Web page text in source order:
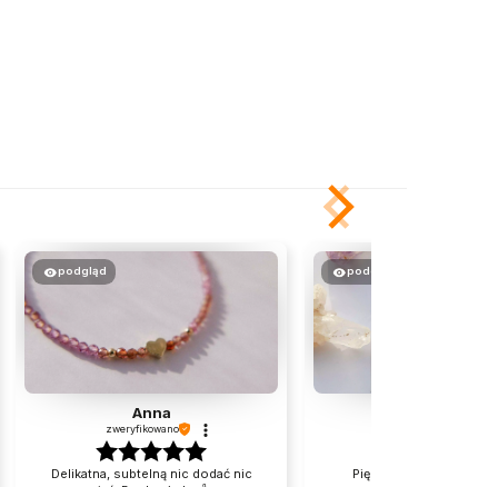
podgląd
Anna
zweryfikowano
Delikatna, subtelną nic dodać nic
podgląd
Piękna, delikatna